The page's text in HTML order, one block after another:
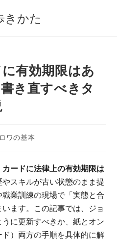
きかた
有効期限はあ
き直すべきタ
ワの基本
ードに法律上の有効期限は
スキルが古い状態のまま提
業訓練の現場で「実態と合
ます。この記事では、ジョ
に更新すべきか、紙とオン
）両方の手順を具体的に解